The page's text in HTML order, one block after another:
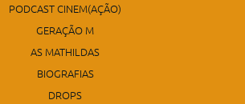
PODCAST CINEM(AÇÃO)
GERAÇÃO M
AS MATHILDAS
BIOGRAFIAS
DROPS